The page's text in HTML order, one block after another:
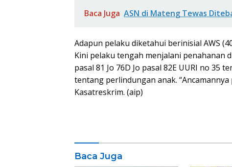
Baca Juga ASN di Mateng Tewas
Adapun pelaku diketahui berinisial AWS
Kini pelaku tengah menjalani penahanan
pasal 81 Jo 76D Jo pasal 82E UURI no 35
tentang perlindungan anak.
Kasatreskrim. (aip)
Baca Juga